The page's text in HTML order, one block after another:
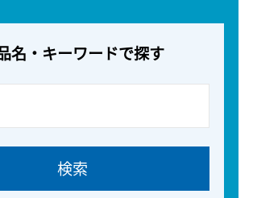
名・キーワードで探す